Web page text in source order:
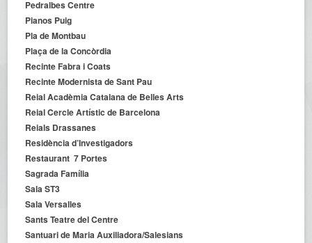
Pedralbes Centre
Pianos Puig
Pla de Montbau
Plaça de la Concòrdia
Recinte Fabra i Coats
Recinte Modernista de Sant Pau
Reial Acadèmia Catalana de Belles Arts
Reial Cercle Artístic de Barcelona
Reials Drassanes
Residència d’Investigadors
Restaurant 7 Portes
Sagrada Família
Sala ST3
Sala Versalles
Sants Teatre del Centre
Santuari de Maria Auxiliadora/Salesians